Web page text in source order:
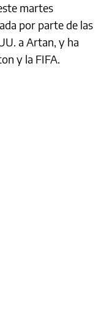
martes
por parte de las
a Artan, y ha
y la FIFA.